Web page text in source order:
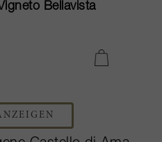
Bellavista